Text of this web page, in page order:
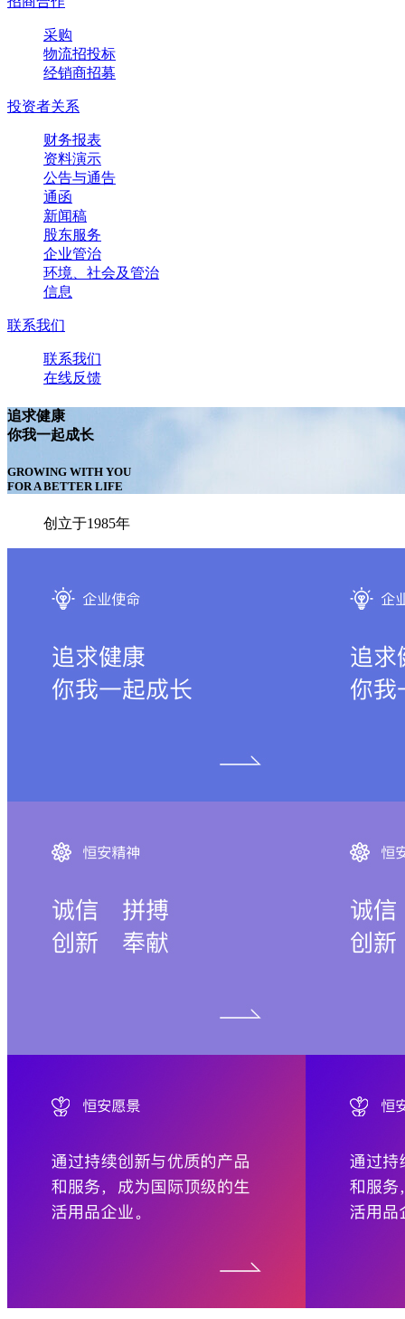
采购
物流招投标
经销商招募
投资者关系
财务报表
资料演示
公告与通告
通函
新闻稿
股东服务
企业管治
环境、社会及管治
信息
联系我们
联系我们
在线反馈
追求健康
你我一起成长
GROWING WITH YOU
FOR A BETTER LIFE
创立于1985年